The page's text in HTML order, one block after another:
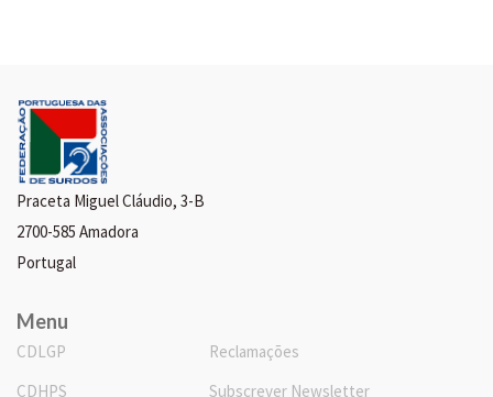
Praceta Miguel Cláudio, 3-B
2700-585 Amadora
Portugal
Menu
CDLGP
CDHPS
Reclamações
Subscrever Newsletter